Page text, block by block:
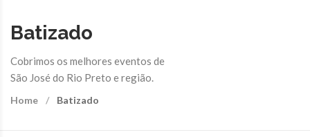
Batizado
Cobrimos os melhores eventos de
São José do Rio Preto e região.
Home Batizado